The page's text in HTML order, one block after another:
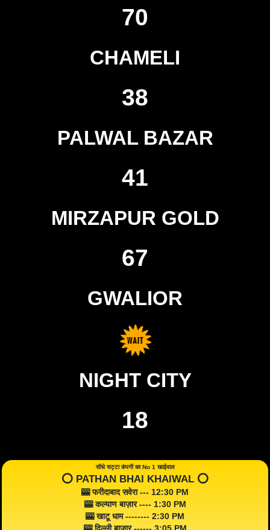
70
CHAMELI
38
PALWAL BAZAR
41
MIRZAPUR GOLD
67
GWALIOR
NIGHT CITY
18
सीधे सट्टा कंपनी का No 1 खाईवाल
⭕️ PATHAN BHAI KHAIWAL ⭕️
🎰 फरीदाबाद सवेरा --- 12:30 PM
🎰 कल्याण बाज़ार ---- 1:30 PM
🎰 खाटू धाम -------- 2:30 PM